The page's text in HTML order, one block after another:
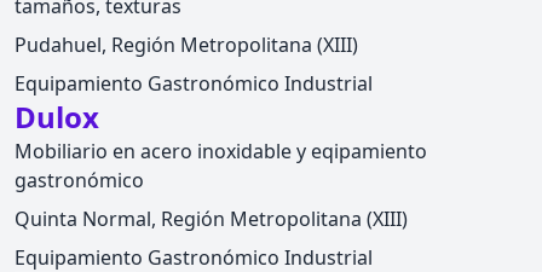
tamaños, texturas
Pudahuel, Región Metropolitana (XIII)
Equipamiento Gastronómico Industrial
Dulox
Mobiliario en acero inoxidable y eqipamiento
gastronómico
Quinta Normal, Región Metropolitana (XIII)
Equipamiento Gastronómico Industrial